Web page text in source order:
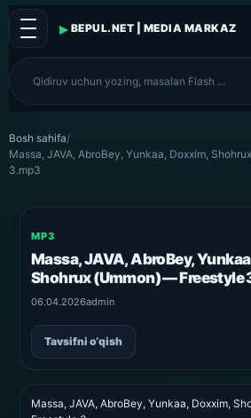
▸ BEPUL.NET | MEDIA MARKAZ
Bosh sahifa/
Massa, JAVA, AbroBey, Yunkaa, Doxxim,
3.mp3
MP3
Massa, JAVA, AbroBey,
Shohrux (Ummon) — Freestyle
06.04.2026admin
Tavsifni o‘qish
Massa, JAVA, AbroBey, Yunkaa, Doxxim,